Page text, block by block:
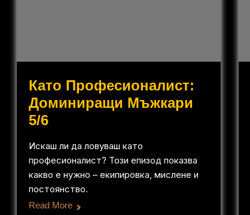
Като Професионалист:
Доминиращи Мъжкари
5/6
Искаш ли да ловуваш като
професионалист? Този епизод показва
какво е нужно – екипировка, мислене и
постоянство.
Read More